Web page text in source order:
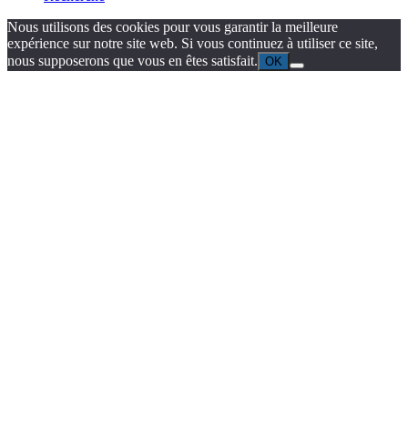
Nous utilisons des cookies pour vous garantir la meilleure
expérience sur notre site web. Si vous continuez à utiliser ce site,
nous supposerons que vous en êtes satisfait. OK